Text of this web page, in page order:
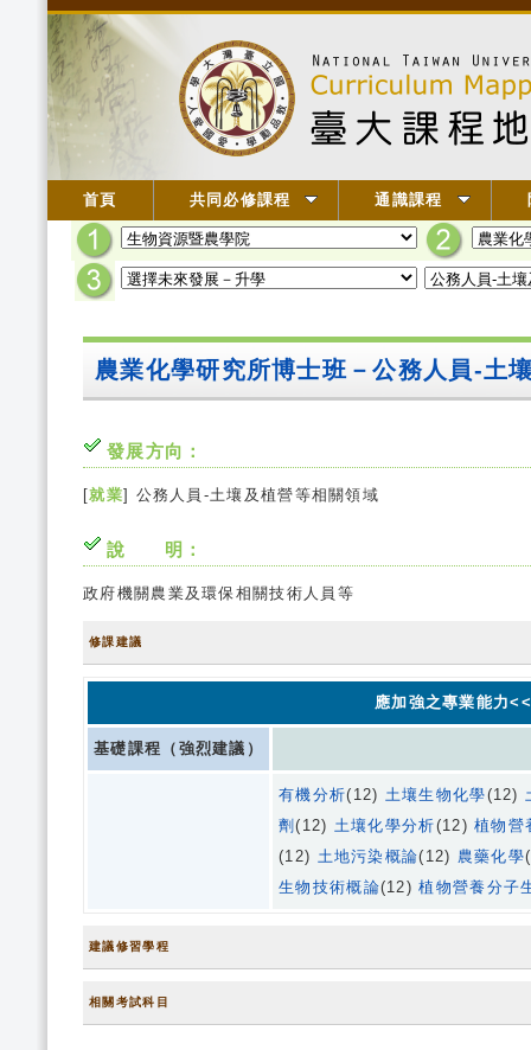
首頁 共同必修課程 通識課程
農業化學研究所博士班－公務人員-土
發展方向：
[就業] 公務人員-土壤及植營等相關領域
說 明：
政府機關農業及環保相關技術人員等
修課建議
應加強之專業能力
基礎課程（強烈建議）
有機分析(12) 土壤生物化學(12)
劑(12) 土壤化學分析(12)植物營
(12) 土地污染概論(12) 農藥化學
生物技術概論(12)植物營養分子
建議修習學程
相關考試科目